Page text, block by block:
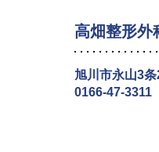
高畑整形外
旭川市永山3
0166-47-3311